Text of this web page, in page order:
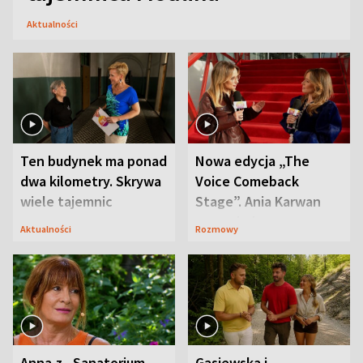
Aktualności
Ten budynek ma ponad
dwa kilometry. Skrywa
wiele tajemnic
Aktualności
Nowa edycja „The
Voice Comeback
Stage”. Ania Karwan
zapowiada
Rozmowy